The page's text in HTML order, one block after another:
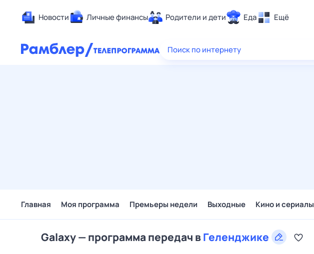
Новости Личные финансы Родители и дети Еда Ещё
Здоровье
Поиск по интернету
Главная Моя программа Премьеры недели Выходные Кино и сериалы
Galaxy — программа передач вГеленджике